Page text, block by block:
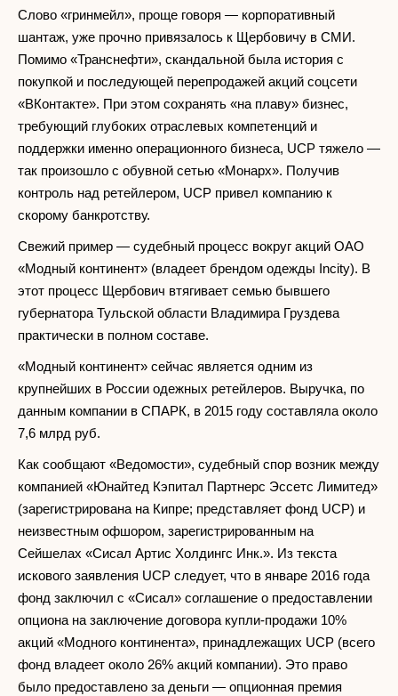
Слово «гринмейл», проще говоря — корпоративный
шантаж, уже прочно привязалось к Щербовичу в СМИ.
Помимо «Транснефти», скандальной была история с
покупкой и последующей перепродажей акций соцсети
«ВКонтакте». При этом сохранять «на плаву» бизнес,
требующий глубоких отраслевых компетенций и
поддержки именно операционного бизнеса, UCP тяжело —
так произошло с обувной сетью «Монарх». Получив
контроль над ретейлером, UCP привел компанию к
скорому банкротству.
Свежий пример — судебный процесс вокруг акций ОАО
«Модный континент» (владеет брендом одежды Incity). В
этот процесс Щербович втягивает семью бывшего
губернатора Тульской области Владимира Груздева
практически в полном составе.
«Модный континент» сейчас является одним из
крупнейших в России одежных ретейлеров. Выручка, по
данным компании в СПАРК, в 2015 году составляла около
7,6 млрд руб.
Как сообщают «Ведомости», судебный спор возник между
компанией «Юнайтед Кэпитал Партнерс Эссетс Лимитед»
(зарегистрирована на Кипре; представляет фонд UCP) и
неизвестным офшором, зарегистрированным на
Сейшелах «Сисал Артис Холдингс Инк.». Из текста
искового заявления UCP следует, что в январе 2016 года
фонд заключил с «Сисал» соглашение о предоставлении
опциона на заключение договора купли-продажи 10%
акций «Модного континента», принадлежащих UCP (всего
фонд владеет около 26% акций компании). Это право
было предоставлено за деньги — опционная премия